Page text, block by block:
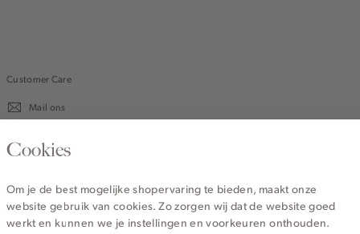
Customer Care
Mail ons
020 - 3412 670
Service
Cookies
Om je de best mogelijke shopervaring te bieden, maakt onze
website gebruik van cookies. Zo zorgen wij dat de website goed
werkt en kunnen we je instellingen en voorkeuren onthouden.